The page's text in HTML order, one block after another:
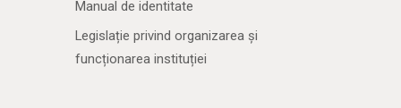
Manual de identitate
Legislație privind organizarea și
funcționarea instituției